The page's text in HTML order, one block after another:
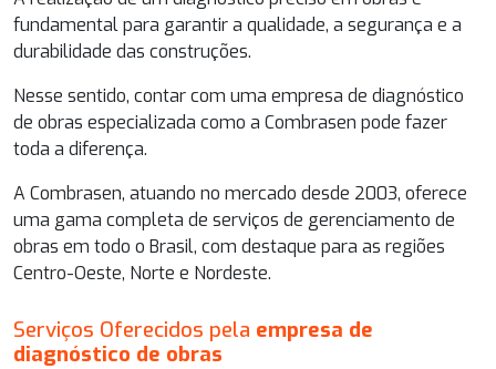
fundamental para garantir a qualidade, a segurança e a
durabilidade das construções.
Nesse sentido, contar com uma empresa de diagnóstico
de obras especializada como a Combrasen pode fazer
toda a diferença.
A Combrasen, atuando no mercado desde 2003, oferece
uma gama completa de serviços de gerenciamento de
obras em todo o Brasil, com destaque para as regiões
Centro-Oeste, Norte e Nordeste.
Serviços Oferecidos pela empresa de
diagnóstico de obras